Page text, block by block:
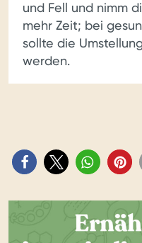
und Fell und nimm
mehr Zeit; bei
sollte die
werden.